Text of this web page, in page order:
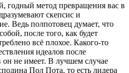
годный метод превращения вас в
скепсис и
Ведь полпотовец думает, что
после того, как будет
всё плохое. Какого-то
идеалов после
он не имеет. В лучшем случае
Пол Пота, то есть лидера